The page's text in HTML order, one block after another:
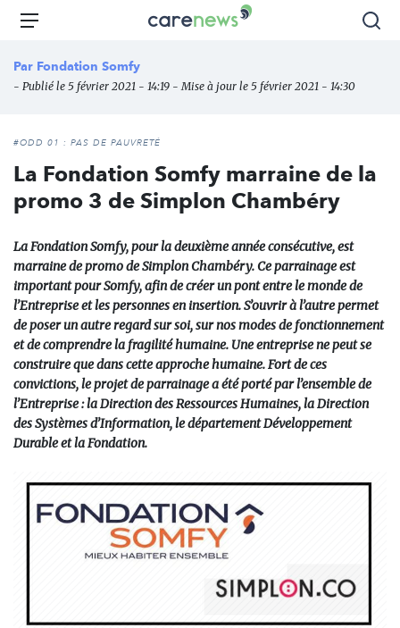
Aller
principal
Carenews,
des
l'engagement
Menu
Par Fondation Somfy
- Publié le 5 février 2021 - 14:19 - Mise à jour le 5 février 2021 - 14:30
#ODD 01 : PAS DE PAUVRETÉ
La Fondation Somfy marraine de la
promo 3 de Simplon Chambéry
La Fondation Somfy, pour la deuxième année consécutive, est
marraine de promo de Simplon Chambéry. Ce parrainage est
important pour Somfy, afin de créer un pont entre le monde de
l’Entreprise et les personnes en insertion. S’ouvrir à l’autre permet
de poser un autre regard sur soi, sur nos modes de fonctionnement
et de comprendre la fragilité humaine. Une entreprise ne peut se
construire que dans cette approche humaine. Fort de ces
convictions, le projet de parrainage a été porté par l’ensemble de
l’Entreprise : la Direction des Ressources Humaines, la Direction
des Systèmes d’Information, le département Développement
Durable et la Fondation.